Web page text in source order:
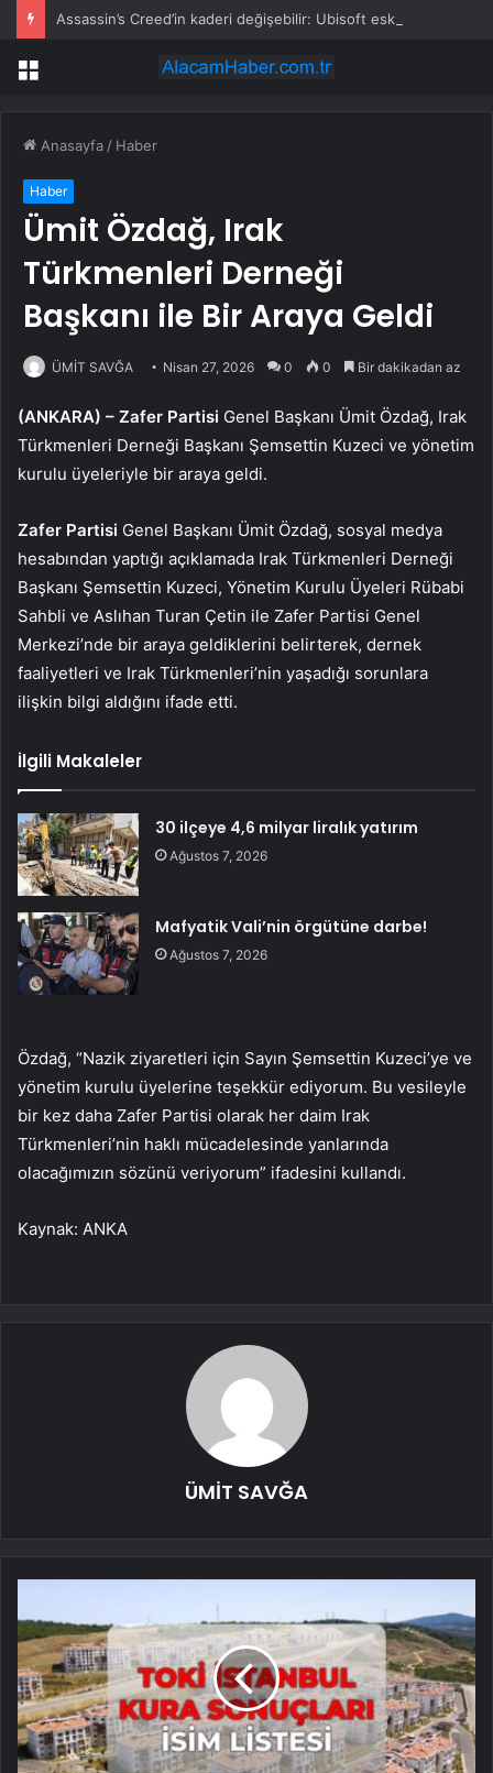
Menü
Anasayfa / Haber
Haber
Ümit Özdağ, Irak
Türkmenleri Derneği
Başkanı ile Bir Araya Geldi
ÜMİT SAVĞA Nisan 27, 2026 0 0 Bir dakikadan az
(ANKARA) – Zafer Partisi Genel Başkanı Ümit Özdağ, Irak
Türkmenleri Derneği Başkanı Şemsettin Kuzeci ve yönetim
kurulu üyeleriyle bir araya geldi.
Zafer Partisi Genel Başkanı Ümit Özdağ, sosyal medya
hesabından yaptığı açıklamada Irak Türkmenleri Derneği
Başkanı Şemsettin Kuzeci, Yönetim Kurulu Üyeleri Rübabi
Sahbli ve Aslıhan Turan Çetin ile Zafer Partisi Genel
Merkezi’nde bir araya geldiklerini belirterek, dernek
faaliyetleri ve Irak Türkmenleri’nin yaşadığı sorunlara
ilişkin bilgi aldığını ifade etti.
İlgili Makaleler
30 ilçeye 4,6 milyar liralık yatırım
Ağustos 7, 2026
Mafyatik Vali’nin örgütüne darbe!
Ağustos 7, 2026
Özdağ, “Nazik ziyaretleri için Sayın Şemsettin Kuzeci’ye ve
yönetim kurulu üyelerine teşekkür ediyorum. Bu vesileyle
bir kez daha Zafer Partisi olarak her daim Irak
Türkmenleri’nin haklı mücadelesinde yanlarında
olacağımızın sözünü veriyorum” ifadesini kullandı.
Kaynak: ANKA
ÜMİT SAVĞA